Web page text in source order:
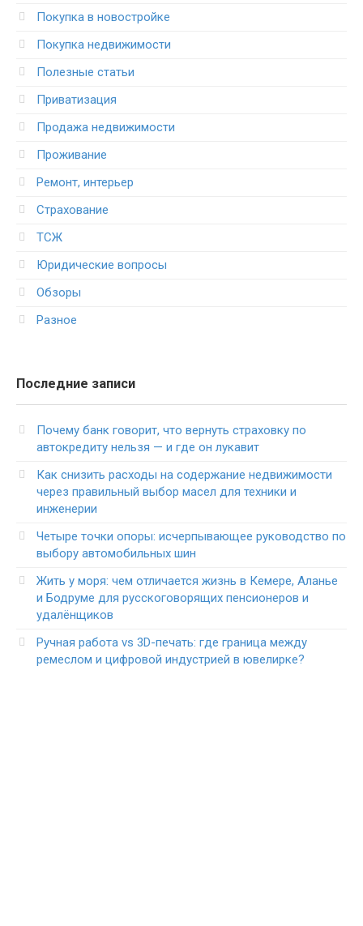
Покупка в новостройке
Покупка недвижимости
Полезные статьи
Приватизация
Продажа недвижимости
Проживание
Ремонт, интерьер
Страхование
ТСЖ
Юридические вопросы
Обзоры
Разное
Последние записи
Почему банк говорит, что вернуть страховку по
автокредиту нельзя — и где он лукавит
Как снизить расходы на содержание недвижимости
через правильный выбор масел для техники и
инженерии
Четыре точки опоры: исчерпывающее руководство по
выбору автомобильных шин
Жить у моря: чем отличается жизнь в Кемере, Аланье
и Бодруме для русскоговорящих пенсионеров и
удалёнщиков
Ручная работа vs 3D-печать: где граница между
ремеслом и цифровой индустрией в ювелирке?